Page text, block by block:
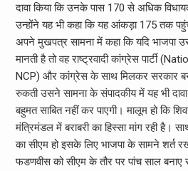
दावा किया कि उनके पास 170 से अधिक
उन्‍होंने यह भी कहा कि यह आंकड़ा 175 तक
अपने मुखपत्र सामना में कहा कि यदि भाजपा
मानती है तो वह राष्‍ट्रवादी कांग्रेस पार्टी
NCP) और कांग्रेस के साथ मिलकर सरकार
रुकती उसने सामना के संपादकीय में यह भी दावा
बहुमत साबित नहीं कर पाएगी। मालूम हो कि
मंत्रिमंडल में बराबरी का हिस्‍सा मांग रही है।
का सीएम हो इसके लिए भाजपा के सामने शर्त
फडणवीस को सीएम के तौर पर पांच साल बनाए